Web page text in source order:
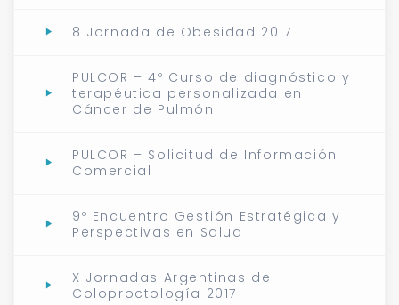
8 Jornada de Obesidad 2017
PULCOR – 4º Curso de diagnóstico y
terapéutica personalizada en
Cáncer de Pulmón
PULCOR – Solicitud de Información
Comercial
9º Encuentro Gestión Estratégica y
Perspectivas en Salud
X Jornadas Argentinas de
Coloproctología 2017